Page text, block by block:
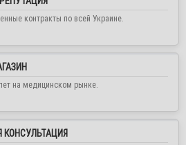
контракты по всей Украине.
на медицинском рынке.
КОНСУЛЬТАЦИЯ
магазина
приостановлена! Цены
сайте недействительны!
и партнеров в случае
воспользоваться формой
нам в любой удобный
звонок, пишите в
или на е-мейл, мы
по возможности!!!